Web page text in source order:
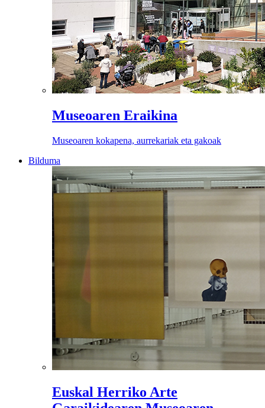
Museoaren Eraikina
Museoaren kokapena, aurrekariak eta gakoak
Bilduma
Euskal Herriko Arte